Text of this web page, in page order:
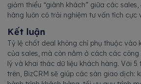
giảm thiểu “giành khách” giữa các
hàng luôn có trải nghiệm tư vấn tích cực
Kết luận
Tỷ lệ chốt deal không chỉ phụ thuộc vào
của sales, mà còn nằm ở cách các
lý và khai thác dữ liệu khách hàng. Với 5
trên, BizCRM sẽ giúp các sàn giao dịch: